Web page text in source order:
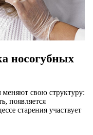
носогубных
свою структуру:
появляется
старения участвует